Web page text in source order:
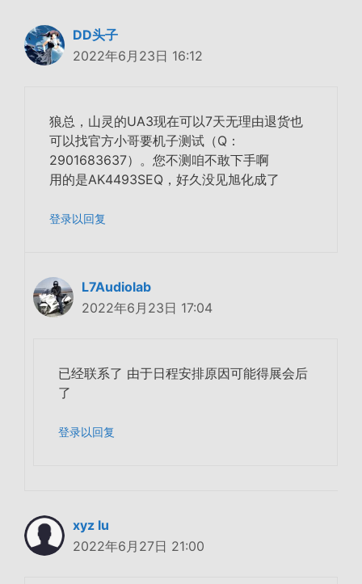
DD头子
2022年6月23日 16:12
狼总，山灵的UA3现在可以7天无理由退货也
可以找官方小哥要机子测试（Q：
2901683637）。您不测咱不敢下手啊
用的是AK4493SEQ，好久没见旭化成了
登录以回复
L7Audiolab
2022年6月23日 17:04
已经联系了 由于日程安排原因可能得展会后
了
登录以回复
xyz lu
2022年6月27日 21:00